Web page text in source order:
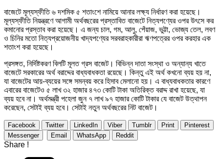
বাজেটে মূল্যস্ফীতি ৬ দশমিক ৫ শতাংশে নামিয়ে আনার লক্ষ্য নির্ধারণ করা হয়েছে।
মূল্যস্ফীতি নিয়ন্ত্রণে আগামী অর্থবছরের প্রস্তাবিত বাজেটে নিত্যপণ্যের ওপর উৎসে কর
কমানোর প্রস্তাব করা হয়েছে। এ জন্য চাল, গম, আলু, পেঁয়াজ, ভুট্টা, ভোজ্য তেল, লবণ
ও চিনির মতো নিত্যপ্রয়োজনীয় খাদ্যপণ্যের সরবরাহকারীরা ঋণপত্রের ওপর করহার এক
শতাংশ করা হয়েছে।
প্রসঙ্গত, নির্দিষ্টকরণ বিলটি মূলত গ্রস বাজেট। বিভিন্ন দাতা সংস্থা ও অন্যান্য খাতে
বাজেটে সরকারের অর্থ বরাদ্দের বাধ্যবাধকতা রয়েছে। কিন্তু এই অর্থ কখনো ব্যয় হয় না,
যা বাজেটের আয়-ব্যয়ের সঙ্গে সমন্বয় করে হিসাব মেলানো হয়। এ বাধ্যবাধকতার কারণে
এবারের বাজেটেও ৫ লাখ ৩২ হাজার ৪৭৩ কোটি টাকা অতিরিক্ত বরাদ্দ রাখা হয়েছে, যা
ব্যয় হবে না। অর্থমন্ত্রী পহেলা জুন ৭ লাখ ৯৭ হাজার কোটি টাকার যে বাজেট উত্থাপন
করেছেন, সেটাই ব্যয় হবে। সেটাই নতুন অর্থবছরের নিট বাজেট।
Facebook Twitter LinkedIn Viber Tumblr Print
Pinterest
Messenger
Email WhatsApp Reddit
Share !